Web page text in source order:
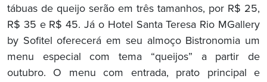
tábuas de queijo serão em três tamanhos, por R$ 25,
R$ 35 e R$ 45. Já o Hotel Santa Teresa Rio MGallery
by Sofitel oferecerá em seu almoço Bistronomia um
menu especial com tema “queijos” a partir de
outubro. O menu com entrada, prato principal e